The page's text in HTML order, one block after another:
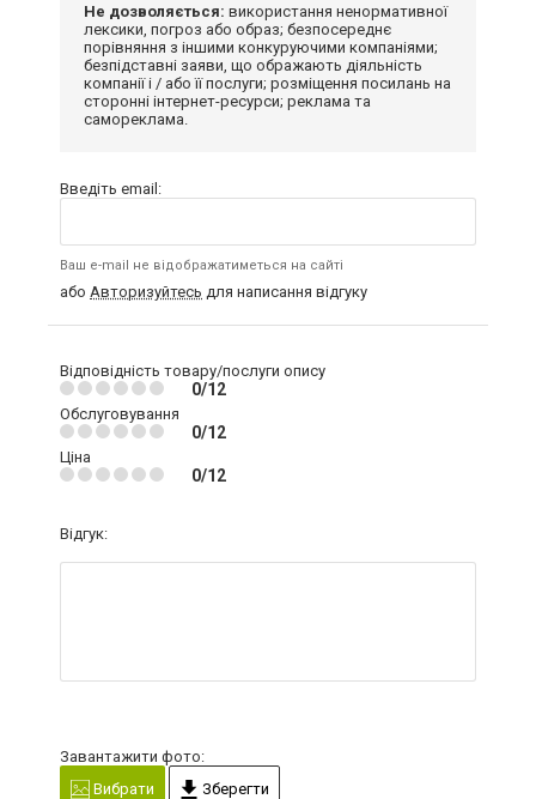
Не дозволяється: використання ненормативної
лексики, погроз або образ; безпосереднє
порівняння з іншими конкуруючими компаніями;
безпідставні заяви, що ображають діяльність
компанії і / або її послуги; розміщення посилань на
сторонні інтернет-ресурси; реклама та
самореклама.
Введіть email:
Ваш e-mail не відображатиметься на сайті
або Авторизуйтесь для написання відгуку
Відповідність товару/послуги опису
0/12
Обслуговування
0/12
Ціна
0/12
Відгук:
Завантажити фото:
Вибрати
Зберегти